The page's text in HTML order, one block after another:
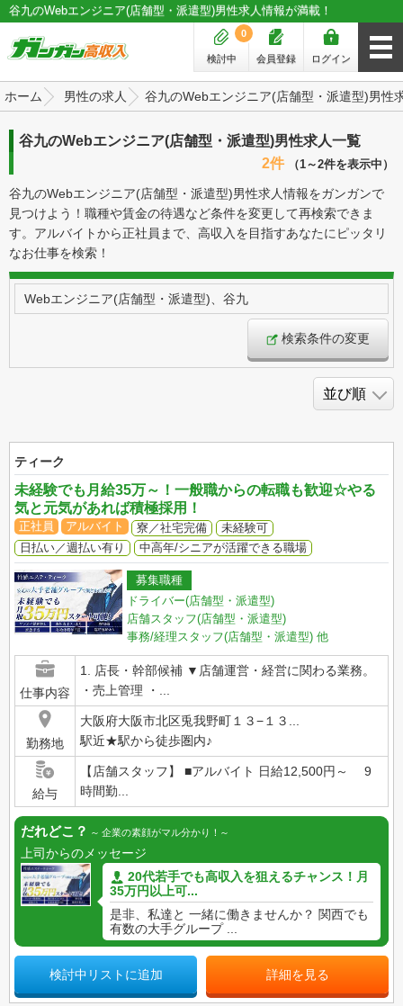
谷九のWebエンジニア(店舗型・派遣型)男性求人情報が満載！
ログイン
会員登録
検討中
0
ホーム 男性の求人 谷九のWebエンジニア(店舗型・派遣型)男性
谷九のWebエンジニア(店舗型・派遣型)男性求人一覧
2件
（1～2件を表示中）
谷九のWebエンジニア(店舗型・派遣型)男性求人情報をガンガンで
見つけよう！職種や賃金の待遇など条件を変更して再検索できま
す。アルバイトから正社員まで、高収入を目指すあなたにピッタリ
なお仕事を検索！
Webエンジニア(店舗型・派遣型)、谷九
検索条件の変更
ティーク
未経験でも月給35万～！一般職からの転職も歓迎☆やる
気と元気があれば積極採用！
正社員 アルバイト 寮／社宅完備
未経験可
日払い／週払い有り
中高年/シニアが活躍できる職場
募集職種
ドライバー(店舗型・派遣型)
店舗スタッフ(店舗型・派遣型)
事務/経理スタッフ(店舗型・派遣型) 他
仕事内容
1. 店長・幹部候補 ▼店舗運営・経営に関わる業務。
・売上管理 ・...
勤務地
大阪府大阪市北区兎我野町１３−１３...
駅近★駅から徒歩圏内♪
給与
【店舗スタッフ】 ■アルバイト 日給12,500円～ 9
時間勤...
だれどこ？ 企業の素顔がマル分かり！
上司からのメッセージ
20代若手でも高収入を狙えるチャンス！月
35万円以上可...
是非、私達と 一緒に働きませんか？ 関西でも
有数の大手グループ ...
検討中リストに追加 詳細を見る